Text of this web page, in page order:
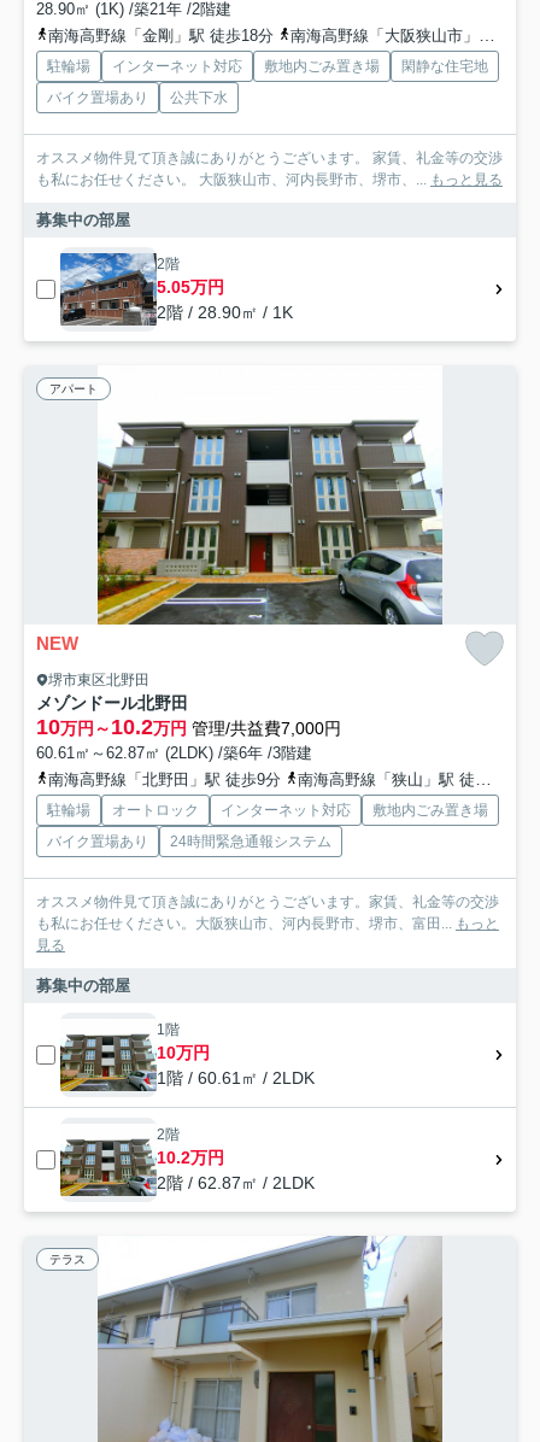
28.90㎡ (1K) /築21年 /2階建
南海高野線「金剛」駅 徒歩18分
南海高野線「大阪狭山市」駅 徒歩25分
駐輪場 インターネット対応 敷地内ごみ置き場
閑静な住宅地
バイク置場あり
公共下水
オススメ物件見て頂き誠にありがとうございます。 家賃、礼金等の交渉
も私にお任せください。 大阪狭山市、河内長野市、堺市、... もっと見る
募集中の部屋
2階
5.05万円
2階 / 28.90㎡ / 1K
アパート
NEW
堺市東区北野田
メゾンドール北野田
10万円～10.2万円 管理/共益費7,000円
60.61㎡～62.87㎡ (2LDK) /築6年 /3階建
南海高野線「北野田」駅 徒歩9分
南海高野線「狭山」駅 徒歩17分
駐輪場 オートロック インターネット対応
敷地内ごみ置き場
バイク置場あり
24時間緊急通報システム
オススメ物件見て頂き誠にありがとうございます。家賃、礼金等の交渉
も私にお任せください。大阪狭山市、河内長野市、堺市、富田... もっと
見る
募集中の部屋
1階
10万円
1階 / 60.61㎡ / 2LDK
2階
10.2万円
2階 / 62.87㎡ / 2LDK
テラス